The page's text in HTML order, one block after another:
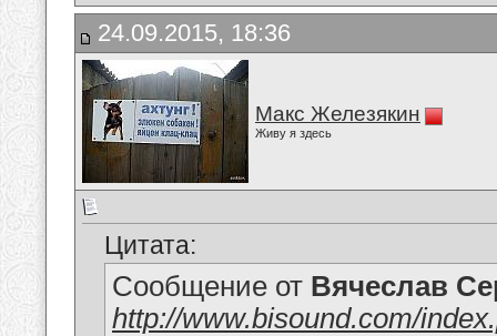
24.09.2015, 18:36
Макс Железякин
Живу я здесь
Цитата:
Сообщение от Вячеслав
http://www.bisound.com/